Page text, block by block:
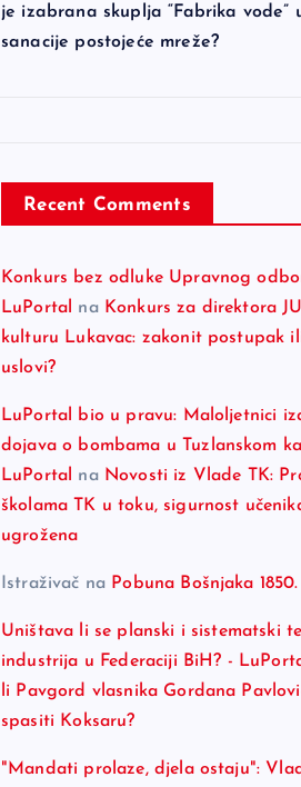
je izabrana skuplja “Fabrika vode”
sanacije postojeće mreže?
Recent Comments
Konkurs bez odluke Upravnog
LuPortal
na Konkurs za direktora
kulturu Lukavac: zakonit postupak ili
uslovi?
LuPortal bio u pravu: Maloljetnici
dojava o bombama u Tuzlanskom
LuPortal
na Novosti iz Vlade TK:
školama TK u toku, sigurnost
ugrožena
Istraživač na Pobuna Bošnjaka
Uništava li se planski i sistematski
industrija u Federaciji BiH? -
li Pavgord vlasnika Gordana
spasiti Koksaru?
"Mandati prolaze, djela ostaju":